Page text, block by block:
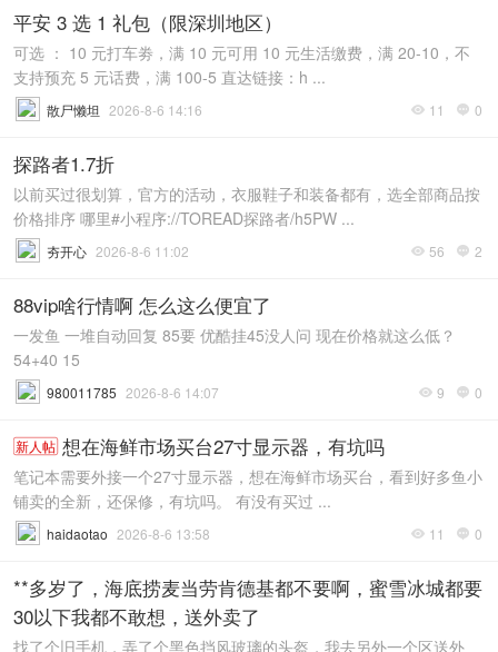
平安 3 选 1 礼包（限深圳地区）
可选 ： 10 元打车劵，满 10 元可用 10 元生活缴费，满 20-10，不
支持预充 5 元话费，满 100-5 直达链接：h ...
 11  0
散尸懒坦 2026-8-6 14:16
探路者1.7折
以前买过很划算，官方的活动，衣服鞋子和装备都有，选全部商品按
价格排序 哪里#小程序://TOREAD探路者/h5PW ...
 56  2
夯开心 2026-8-6 11:02
88vip啥行情啊 怎么这么便宜了
一发鱼 一堆自动回复 85要 优酷挂45没人问 现在价格就这么低？
54+40 15
 9  0
980011785 2026-8-6 14:07
新人帖 想在海鲜市场买台27寸显示器，有坑吗
笔记本需要外接一个27寸显示器，想在海鲜市场买台，看到好多鱼小
铺卖的全新，还保修，有坑吗。 有没有买过 ...
 11  0
haidaotao 2026-8-6 13:58
**多岁了，海底捞麦当劳肯德基都不要啊，蜜雪冰城都要
30以下我都不敢想，送外卖了
找了个旧手机，弄了个黑色挡风玻璃的头盔，我去另外一个区送外